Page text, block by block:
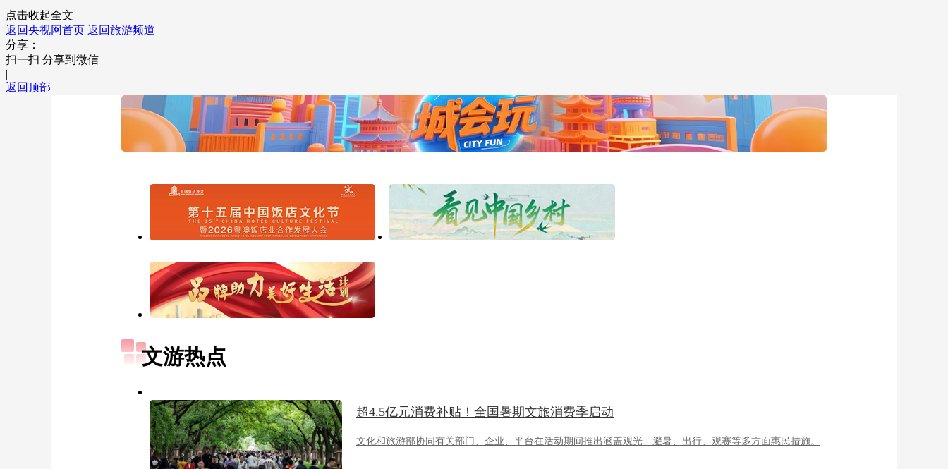
点击收起全文
返回央视网首页 返回旅游频道
分享：
扫一扫 分享到微信
|
返回顶部
文游热点
超4.5亿元消费补贴！全国暑期文旅消费季启动
文化和旅游部协同有关部门、企业、平台在活动期间推出涵盖观光、避暑、出行、观赛等多方面惠民措施。